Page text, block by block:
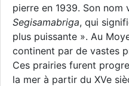
pierre en 1939. Son nom
Segisamabriga, qui
plus puissante ». Au
continent par de vastes
Ces prairies furent
la mer à partir du XVe